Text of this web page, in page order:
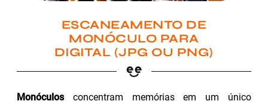
ESCANEAMENTO DE
MONÓCULO PARA
DIGITAL (JPG OU PNG)
Monóculosconcentram memórias em um único